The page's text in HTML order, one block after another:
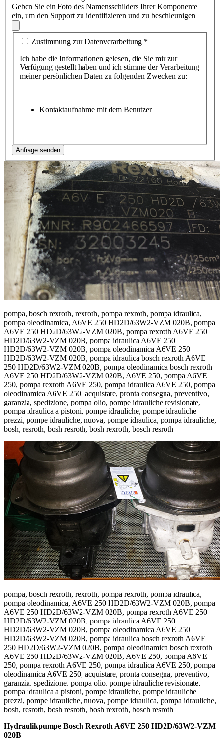
Geben Sie ein Foto des Namensschilders Ihrer Komponente
ein, um den Support zu identifizieren und zu beschleunigen
Zustimmung zur Datenverarbeitung *
Ich habe die Informationen gelesen, die Sie mir zur
Verfügung gestellt haben und ich stimme der Verarbeitung
meiner persönlichen Daten zu folgenden Zwecken zu:
Kontaktaufnahme mit dem Benutzer
pompa, bosch rexroth, rexroth, pompa rexroth, pompa idraulica,
pompa oleodinamica, A6VE 250 HD2D/63W2-VZM 020B, pompa
A6VE 250 HD2D/63W2-VZM 020B, pompa rexroth A6VE 250
HD2D/63W2-VZM 020B, pompa idraulica A6VE 250
HD2D/63W2-VZM 020B, pompa oleodinamica A6VE 250
HD2D/63W2-VZM 020B, pompa idraulica bosch rexroth A6VE
250 HD2D/63W2-VZM 020B, pompa oleodinamica bosch rexroth
A6VE 250 HD2D/63W2-VZM 020B, A6VE 250, pompa A6VE
250, pompa rexroth A6VE 250, pompa idraulica A6VE 250, pompa
oleodinamica A6VE 250, acquistare, pronta consegna, preventivo,
garanzia, spedizione, pompa olio, pompe idrauliche revisionate,
pompa idraulica a pistoni, pompe idrauliche, pompe idrauliche
prezzi, pompe idrauliche, nuova, pompe idraulica, pompa idrauliche,
bosh, resroth, bosh resroth, bosh rexroth, bosch resroth
pompa, bosch rexroth, rexroth, pompa rexroth, pompa idraulica,
pompa oleodinamica, A6VE 250 HD2D/63W2-VZM 020B, pompa
A6VE 250 HD2D/63W2-VZM 020B, pompa rexroth A6VE 250
HD2D/63W2-VZM 020B, pompa idraulica A6VE 250
HD2D/63W2-VZM 020B, pompa oleodinamica A6VE 250
HD2D/63W2-VZM 020B, pompa idraulica bosch rexroth A6VE
250 HD2D/63W2-VZM 020B, pompa oleodinamica bosch rexroth
A6VE 250 HD2D/63W2-VZM 020B, A6VE 250, pompa A6VE
250, pompa rexroth A6VE 250, pompa idraulica A6VE 250, pompa
oleodinamica A6VE 250, acquistare, pronta consegna, preventivo,
garanzia, spedizione, pompa olio, pompe idrauliche revisionate,
pompa idraulica a pistoni, pompe idrauliche, pompe idrauliche
prezzi, pompe idrauliche, nuova, pompe idraulica, pompa idrauliche,
bosh, resroth, bosh resroth, bosh rexroth, bosch resroth
Hydraulikpumpe Bosch Rexroth A6VE 250 HD2D/63W2-VZM
020B